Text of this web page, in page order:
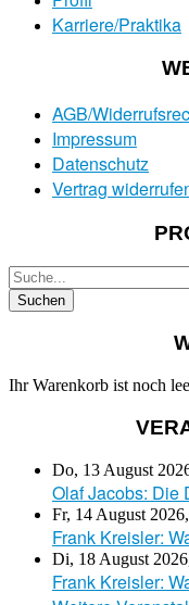
Karriere/Praktika
AGB/
Impressum
Datenschutz
Vertrag
Ihr Warenkorb ist noch
Do, 13 August
Olaf Jacobs: Die
Fr, 14 August 2026,
Frank Kreisler:
Di, 18 August 2026
Frank Kreisler: